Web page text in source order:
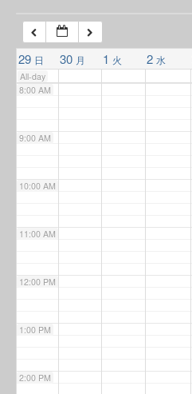
29 日 30 月 1 火 2 水
All-day
7:00 AM
8:00 AM
9:00 AM
10:00 AM
11:00 AM
12:00 PM
1:00 PM
2:00 PM